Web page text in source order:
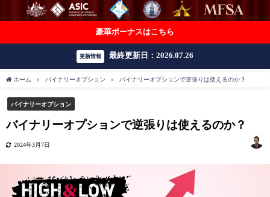
豪華ボーナスはこちら
更新情報 最終更新日：2026.07.26
ホーム バイナリーオプション バイナリーオプションで逆張りは使えるのか？
バイナリーオプション
バイナリーオプションで逆張りは使えるのか？
2024年3月7日